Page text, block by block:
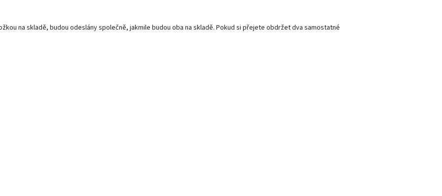
na skladě, budou odeslány společně, jakmile budou oba na skladě. Pokud si přejete obdržet dva samostatné